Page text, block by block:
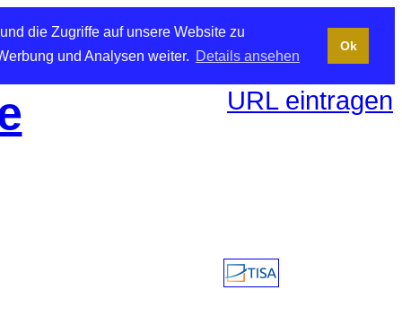
die Zugriffe auf unsere Website zu
und Analysen weiter. Details ansehen
Ok
URL eintragen